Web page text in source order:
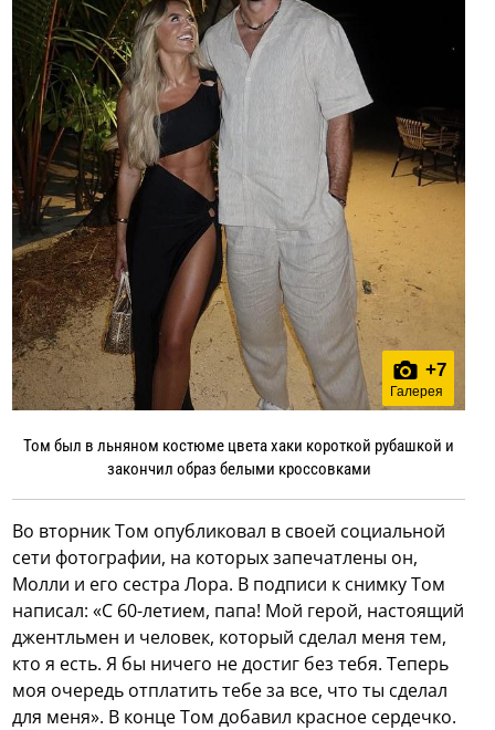
+7
Галерея
Том был в льняном костюме цвета хаки короткой рубашкой и
закончил образ белыми кроссовками
Во вторник Том опубликовал в своей социальной
сети фотографии, на которых запечатлены он,
Молли и его сестра Лора. В подписи к снимку Том
написал: «С 60-летием, папа! Мой герой, настоящий
джентльмен и человек, который сделал меня тем,
кто я есть. Я бы ничего не достиг без тебя. Теперь
моя очередь отплатить тебе за все, что ты сделал
для меня». В конце Том добавил красное сердечко.